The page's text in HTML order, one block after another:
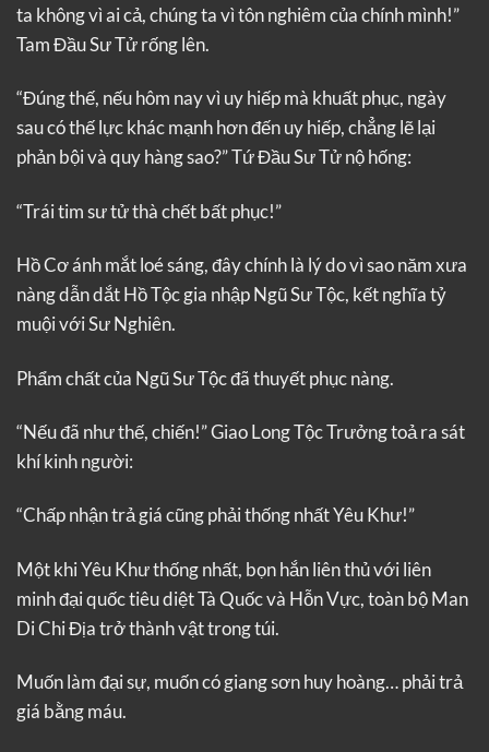
ta không vì ai cả, chúng ta vì tôn nghiêm của chính mình!”
Tam Đầu Sư Tử rống lên.
“Đúng thế, nếu hôm nay vì uy hiếp mà khuất phục, ngày
sau có thế lực khác mạnh hơn đến uy hiếp, chẳng lẽ lại
phản bội và quy hàng sao?” Tứ Đầu Sư Tử nộ hống:
“Trái tim sư tử thà chết bất phục!”
Hồ Cơ ánh mắt loé sáng, đây chính là lý do vì sao năm xưa
nàng dẫn dắt Hồ Tộc gia nhập Ngũ Sư Tộc, kết nghĩa tỷ
muội với Sư Nghiên.
Phẩm chất của Ngũ Sư Tộc đã thuyết phục nàng.
“Nếu đã như thế, chiến!” Giao Long Tộc Trưởng toả ra sát
khí kinh người:
“Chấp nhận trả giá cũng phải thống nhất Yêu Khư!”
Một khi Yêu Khư thống nhất, bọn hắn liên thủ với liên
minh đại quốc tiêu diệt Tà Quốc và Hỗn Vực, toàn bộ Man
Di Chi Địa trở thành vật trong túi.
Muốn làm đại sự, muốn có giang sơn huy hoàng… phải trả
giá bằng máu.